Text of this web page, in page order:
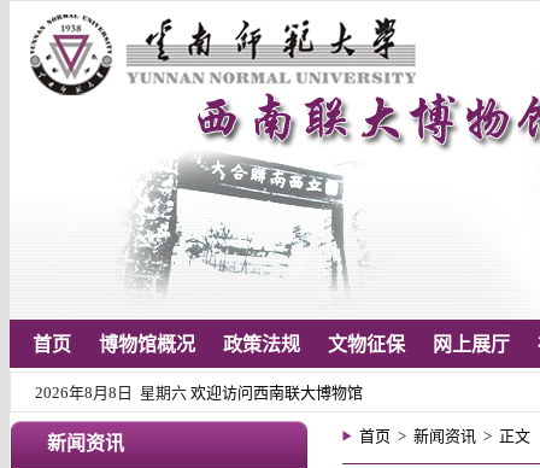
首页 博物馆概况 政策法规 文物征保 网上展厅
2026年8月8日 星期六 欢迎访问西南联大博物馆
新闻资讯 首页 > 新闻资讯 > 正文